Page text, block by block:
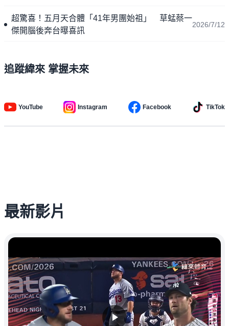
超驚喜！五月天合體「41年男團始祖」 草蜢蔡一
傑開腦後奔台曝喜訊
2026/7/12
追蹤緯來 掌握未來
YouTube Instagram Facebook TikTok
最新影片